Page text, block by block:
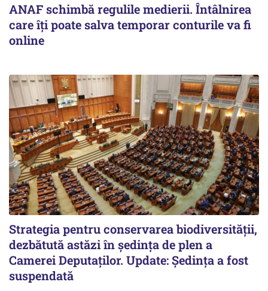
ANAF schimbă regulile medierii. Întâlnirea
care îți poate salva temporar conturile va fi
online
Strategia pentru conservarea biodiversității,
dezbătută astăzi în ședința de plen a
Camerei Deputaților. Update: Ședința a fost
suspendată